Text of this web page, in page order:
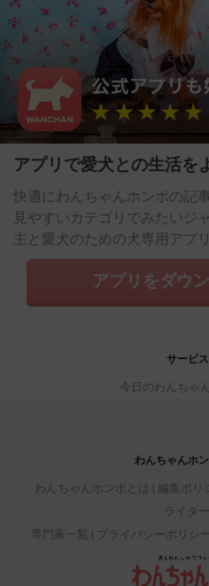
アプリで愛犬との生活を
快適にわんちゃんホンポの記
見やすいカテゴリでみたいジ
主と愛犬のための犬専用アプリ
アプリをダウ
サービ
今日のわんちゃ
わんちゃんホ
わんちゃんホンポとは 編集ポリ
ライタ
専門家一覧
プライバシーポリシー